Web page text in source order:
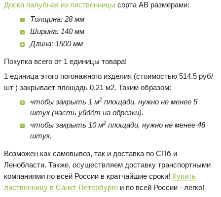
Доска палубная из лиственницы сорта AB размерами:
Толщина: 28 мм
Ширина: 140 мм
Длина: 1500 мм
Покупка всего от 1 единицы товара!
1 единица этого погонажного изделия (стоимостью 514.5 руб/
шт ) закрывает площадь 0.21 м2. Таким образом:
чтобы закрыть 1 м2площади, нужно не менее 5
штук (часть уйдёт на обрезки).
чтобы закрыть 10 м2площади, нужно не менее 48
штук.
Возможен как самовывоз, так и доставка по СПб и
Ленобласти. Также, осуществляем доставку транспортными
компаниями по всей России в кратчайшие сроки! Купить
лиственницу в Санкт-Петербурге и по всей России - легко!